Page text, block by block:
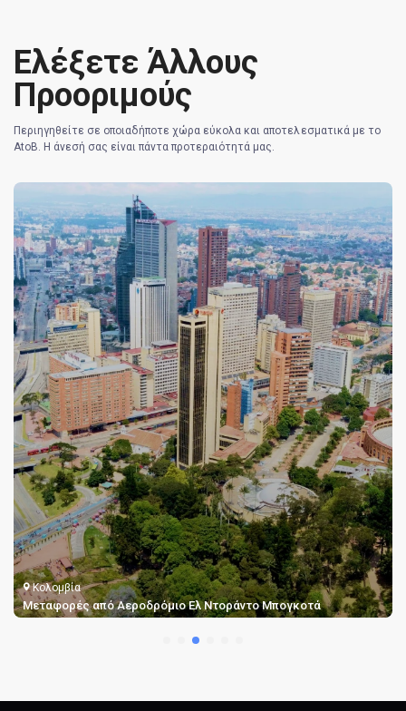
Ελέξετε Άλλους
Προοριμούς
Περιηγηθείτε σε οποιαδήποτε χώρα εύκολα και αποτελεσματικά με το
AtoB. Η άνεσή σας είναι πάντα προτεραιότητά μας.
Κολομβία
Μεταφορές από Αεροδρόμιο Ελ Ντοράντο Μπογκοτά